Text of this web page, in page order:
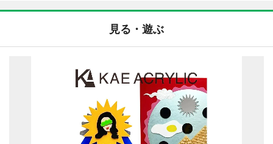
見る・遊ぶ